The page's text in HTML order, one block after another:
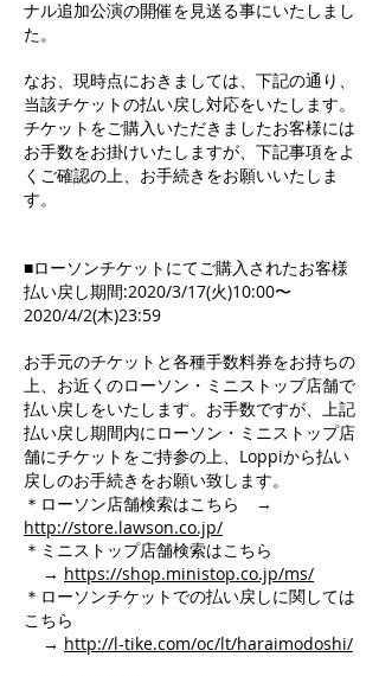
ナル追加公演の開催を見送る事にいたしまし
た。
なお、現時点におきましては、下記の通り、
当該チケットの払い戻し対応をいたします。
チケットをご購入いただきましたお客様には
お手数をお掛けいたしますが、下記事項をよ
くご確認の上、お手続きをお願いいたしま
す。
■ローソンチケットにてご購入されたお客様
払い戻し期間:2020/3/17(火)10:00〜
2020/4/2(木)23:59
お手元のチケットと各種手数料券をお持ちの
上、お近くのローソン・ミニストップ店舗で
払い戻しをいたします。お手数ですが、上記
払い戻し期間内にローソン・ミニストップ店
舗にチケットをご持参の上、Loppiから払い
戻しのお手続きをお願い致します。
＊ローソン店舗検索はこちら →
http://store.lawson.co.jp/
＊ミニストップ店舗検索はこちら
→ https://shop.ministop.co.jp/ms/
＊ローソンチケットでの払い戻しに関しては
こちら
→ http://l-tike.com/oc/lt/haraimodoshi/